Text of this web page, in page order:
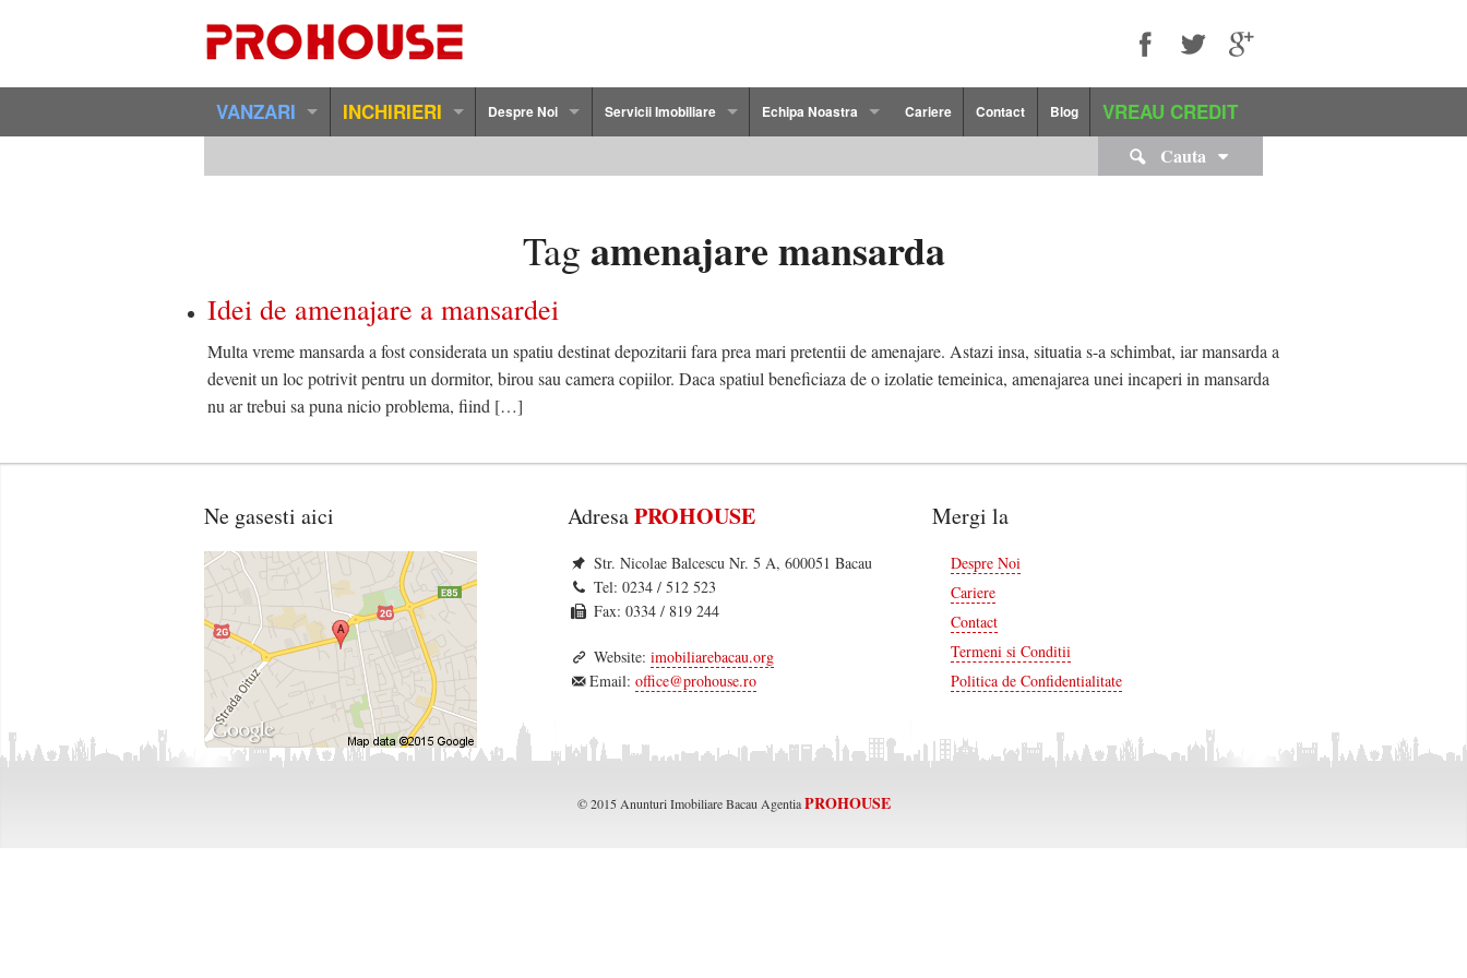
VANZARI
Vanzari Apartamente 3 Camere Bacau
Vanzari Apartamente 4 Camere Bacau
Vanzari Apartamente Duplex Bacau
Vanzari Case / Vile Bacau
Vanzari Spatii Birouri Bacau
Vanzari Spatii Comerciale Bacau
Vanzari Hale / Depozite / Spatii Industriale Bacau
Vanzari Terenuri Agricole Bacau
Vanzari Terenuri Constructii Bacau
INCHIRIERI
Inchirieri Apartamente 2 Camere Bacau
Inchirieri Apartamente 3 Camere Bacau
Inchirieri Apartamente 4 Camere Bacau
Inchirieri Apartamente Duplex Bacau
Inchirieri Spatii Comerciale Bacau
Inchirieri Hale / Depozite / Spatii Industriale Bacau
Inchirieri Terenuri Constructii Bacau
Despre Noi Servicii Imobiliare
Dezvoltatorilor Imobiliari
Echipa Noastra
Marian Duta
Adriana Chiriac
Cariere Contact Blog VREAU CREDIT
Cauta
Tag amenajare mansarda
Idei de amenajare a mansardei
Multa vreme mansarda a fost considerata un spatiu destinat depozitarii fara prea mari pretentii de amenajare. Astazi insa, situatia s-a schimbat, iar mansarda a
devenit un loc potrivit pentru un dormitor, birou sau camera copiilor. Daca spatiul beneficiaza de o izolatie temeinica, amenajarea unei incaperi in mansarda
nu ar trebui sa puna nicio problema, fiind […]
Ne gasesti aici AdresaPROHOUSE
Str. Nicolae Balcescu Nr. 5 A, 600051 Bacau
Tel: 0234 / 512 523
Fax: 0334 / 819 244
Website: imobiliarebacau.org
Email: office@prohouse.ro
Mergi la
Despre Noi
Cariere
Contact
Termeni si Conditii
Politica de Confidentialitate
© 2015 Anunturi Imobiliare Bacau AgentiaPROHOUSE